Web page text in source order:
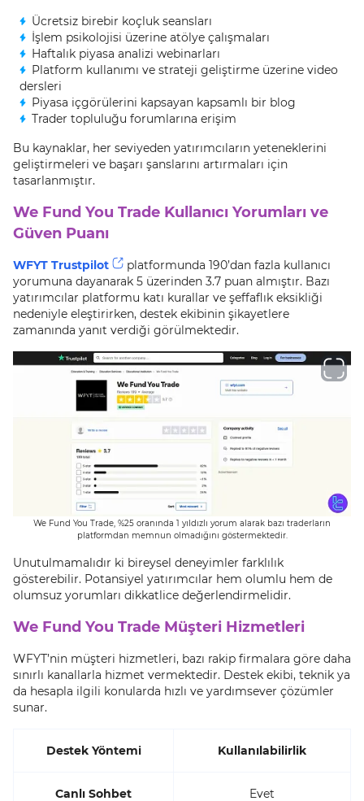
Ücretsiz birebir koçluk seansları
İşlem psikolojisi üzerine atölye çalışmaları
Haftalık piyasa analizi webinarları
Platform kullanımı ve strateji geliştirme üzerine video
dersleri
Piyasa içgörülerini kapsayan kapsamlı bir blog
Trader topluluğu forumlarına erişim
Bu kaynaklar, her seviyeden yatırımcıların yeteneklerini
geliştirmeleri ve başarı şanslarını artırmaları için
tasarlanmıştır.
We Fund You Trade Kullanıcı Yorumları ve
Güven Puanı
WFYT Trustpilot
platformunda 190’dan fazla kullanıcı
yorumuna dayanarak 5 üzerinden 3.7 puan almıştır. Bazı
yatırımcılar platformu katı kurallar ve şeffaflık eksikliği
nedeniyle eleştirirken, destek ekibinin şikayetlere
zamanında yanıt verdiği görülmektedir.
We Fund You Trade, %25 oranında 1 yıldızlı yorum alarak bazı traderların
platformdan memnun olmadığını göstermektedir.
Unutulmamalıdır ki bireysel deneyimler farklılık
gösterebilir. Potansiyel yatırımcılar hem olumlu hem de
olumsuz yorumları dikkatlice değerlendirmelidir.
We Fund You Trade Müşteri Hizmetleri
WFYT’nin müşteri hizmetleri, bazı rakip firmalara göre daha
sınırlı kanallarla hizmet vermektedir. Destek ekibi, teknik ya
da hesapla ilgili konularda hızlı ve yardımsever çözümler
sunar.
Destek Yöntemi Kullanılabilirlik
Canlı Sohbet Evet